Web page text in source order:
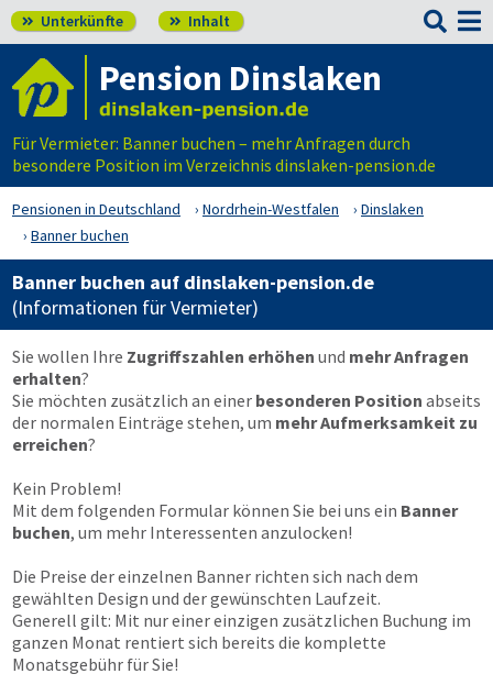
 Unterkünfte  Inhalt 
Pension Dinslaken
Für Vermieter: Banner buchen – mehr Anfragen durch
besondere Position im Verzeichnis dinslaken-pension.de
Pensionen in Deutschland Nordrhein-Westfalen
Dinslaken
Banner buchen
Banner buchen auf dinslaken-pension.de
(Informationen für Vermieter)
Sie wollen Ihre Zugriffszahlen erhöhen und mehr Anfragen
erhalten?
Sie möchten zusätzlich an einer besonderen Position abseits
der normalen Einträge stehen, um mehr Aufmerksamkeit zu
erreichen?
Kein Problem!
Mit dem folgenden Formular können Sie bei uns ein Banner
buchen, um mehr Interessenten anzulocken!
Die Preise der einzelnen Banner richten sich nach dem
gewählten Design und der gewünschten Laufzeit.
Generell gilt: Mit nur einer einzigen zusätzlichen Buchung im
ganzen Monat rentiert sich bereits die komplette
Monatsgebühr für Sie!